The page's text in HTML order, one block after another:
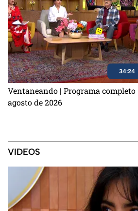
34:24
Ventaneando | Programa completo
agosto de 2026
VIDEOS